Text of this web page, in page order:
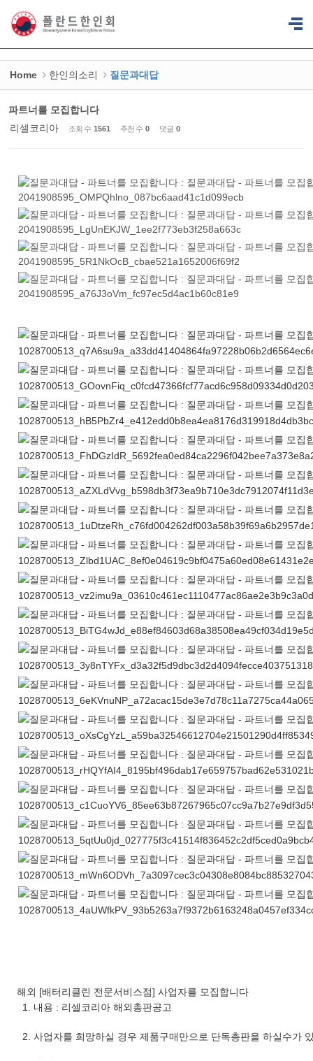
Home 한인의소리 질문과대답
파트너를 모집합니다
리셀코리아
조회 수 1561 추천 수 0 댓글 0
해외 [배터리클린 전문서비스점] 사업자를 모집합니다
1. 내용 : 리셀코리아 해외총판공고
2. 사업자를 희망하실 경우 제품구매만으로 단독총판을 하실수가